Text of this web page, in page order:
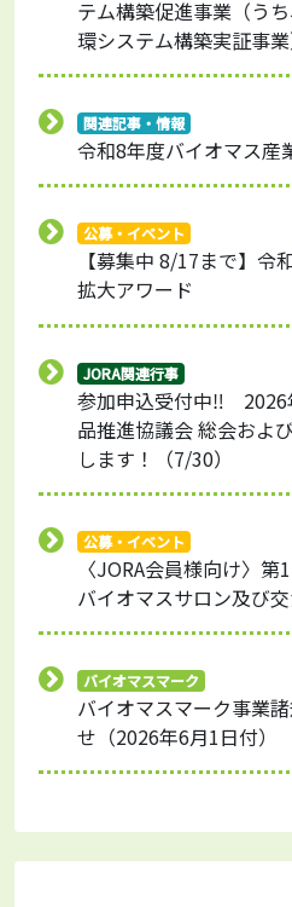
テム構築促進事業（う
環システム構築実証事業
関連記事・情報
令和8年度バイオマス産
公募・イベント
【募集中 8/17まで】令
拡大アワード
JORA関連行事
参加申込受付中‼ 2026
品推進協議会 総会およ
します！（7/30）
公募・イベント
〈JORA会員様向け〉
バイオマスサロン及び
バイオマスマーク
バイオマスマーク事業
せ（2026年6月1日付）